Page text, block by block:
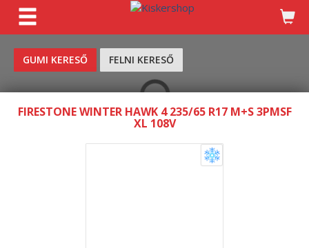
GUMI KERESŐ FELNI KERESŐ
FIRESTONE WINTER HAWK 4 235/65 R17 M+S 3PMSF
XL 108V